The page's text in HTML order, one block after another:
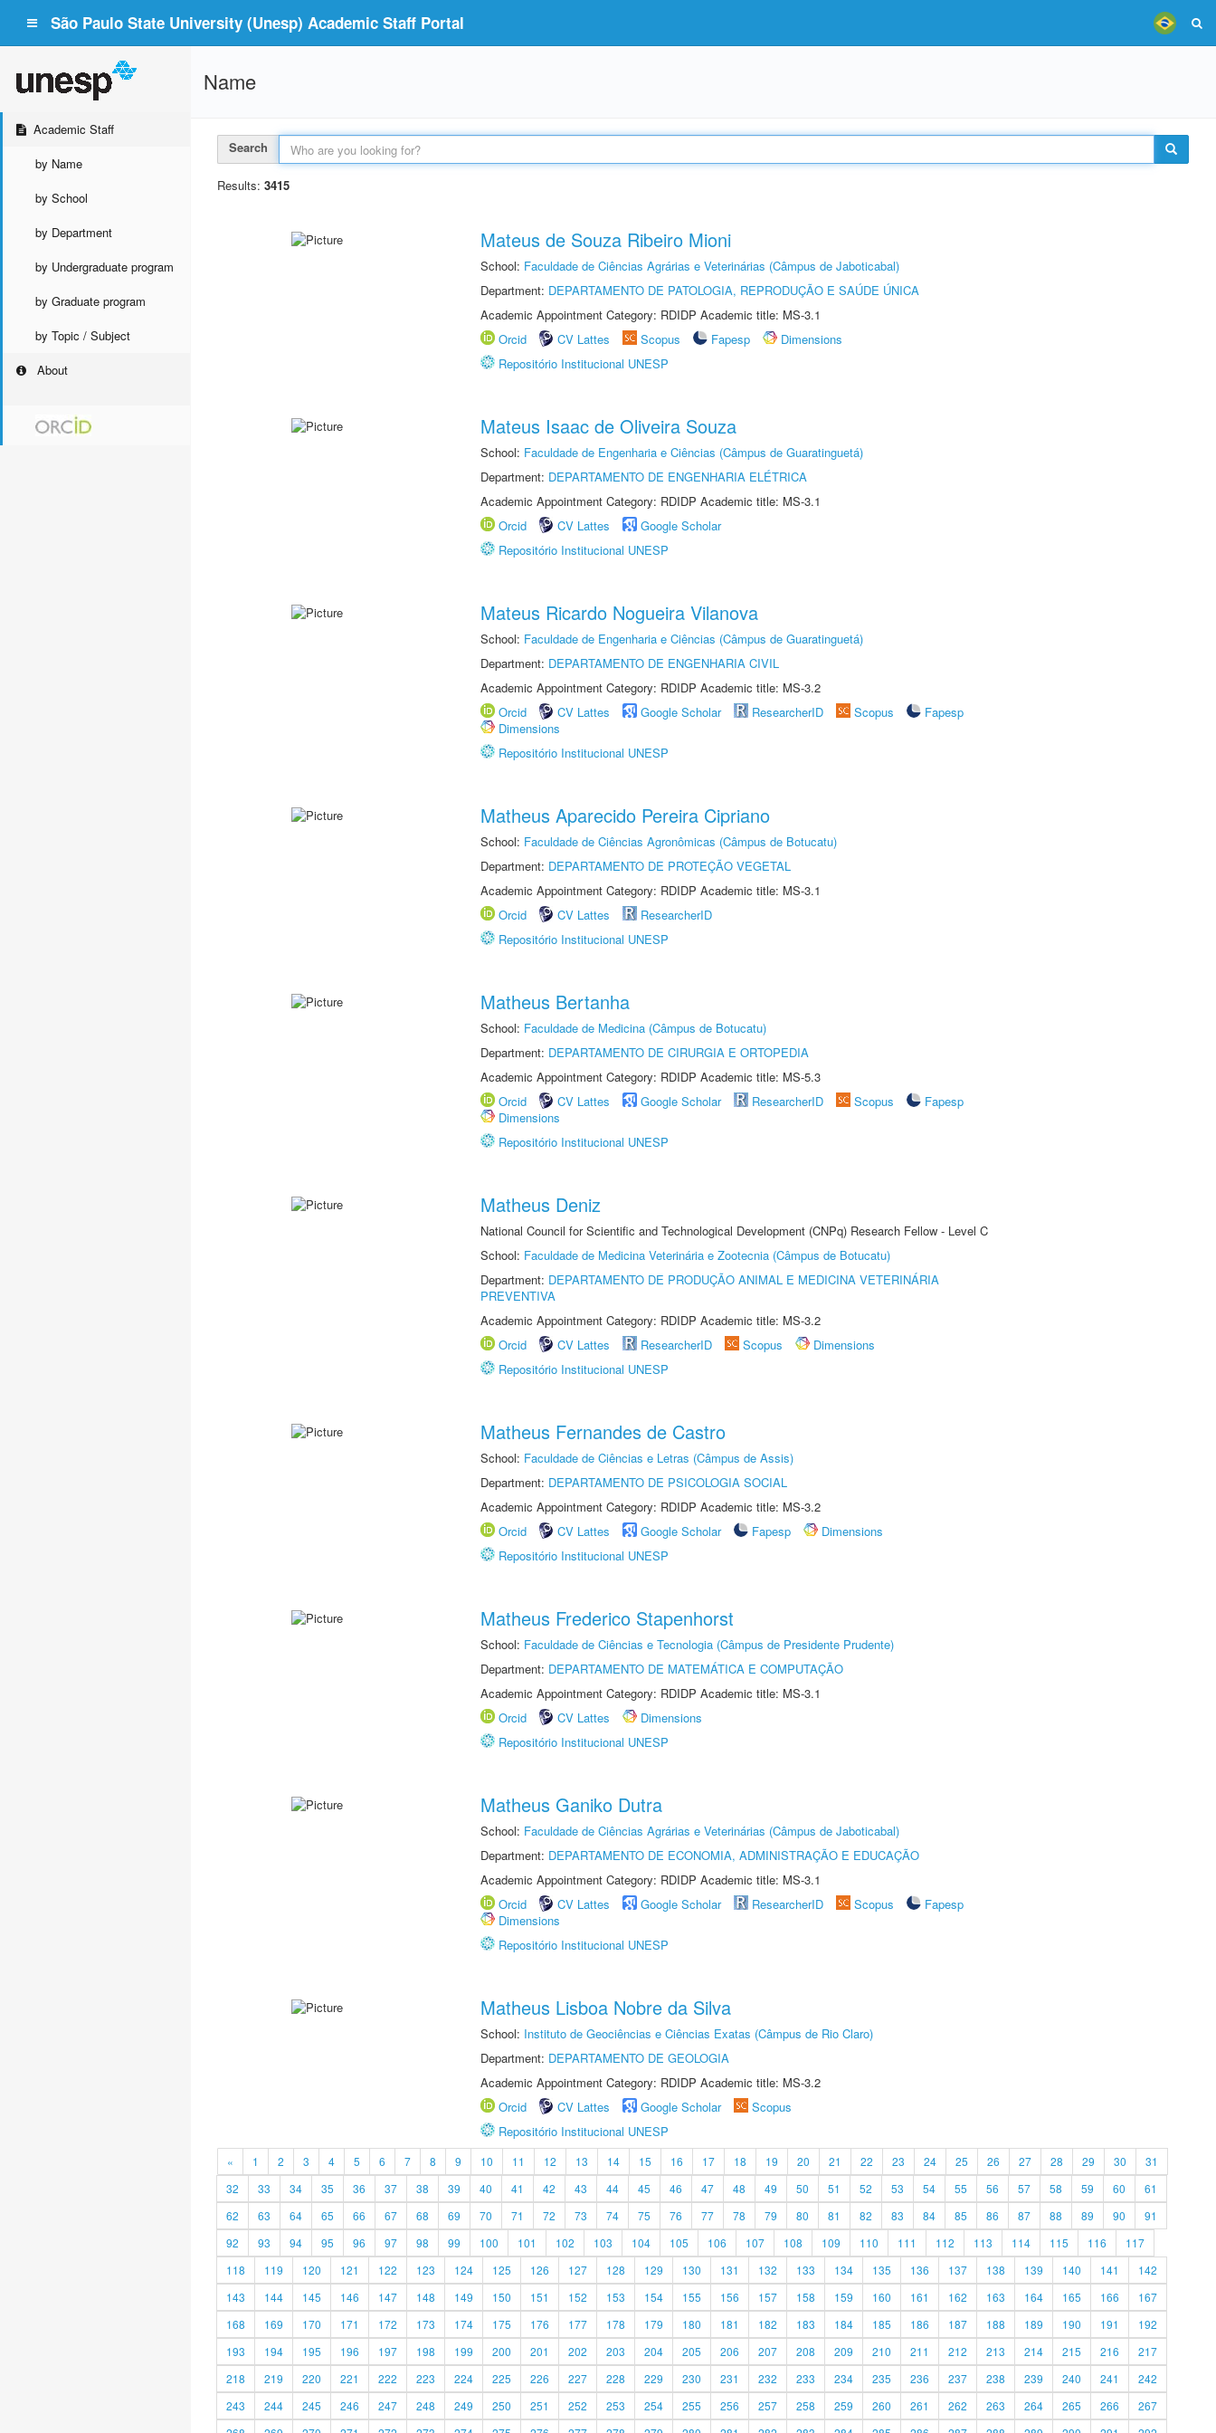
São Paulo State University (Unesp) Academic Staff Portal
Academic Staff
by Name
by School
by Department
by Undergraduate program
by Graduate program
by Topic / Subject
About
Name
Search
Results: 3415
Mateus de Souza Ribeiro Mioni
School: Faculdade de Ciências Agrárias e Veterinárias (Câmpus de Jaboticabal)
Department: DEPARTAMENTO DE PATOLOGIA, REPRODUÇÃO E SAÚDE ÚNICA
Academic Appointment Category: RDIDP Academic title: MS-3.1
Orcid
CV Lattes Scopus Fapesp
Dimensions
Repositório Institucional UNESP
Mateus Isaac de Oliveira Souza
School: Faculdade de Engenharia e Ciências (Câmpus de Guaratinguetá)
Department: DEPARTAMENTO DE ENGENHARIA ELÉTRICA
Academic Appointment Category: RDIDP Academic title: MS-3.1
Orcid
CV Lattes
Google Scholar
Repositório Institucional UNESP
Mateus Ricardo Nogueira Vilanova
School: Faculdade de Engenharia e Ciências (Câmpus de Guaratinguetá)
Department: DEPARTAMENTO DE ENGENHARIA CIVIL
Academic Appointment Category: RDIDP Academic title: MS-3.2
Orcid
CV Lattes Google Scholar ResearcherID Scopus
Fapesp
Dimensions
Repositório Institucional UNESP
Matheus Aparecido Pereira Cipriano
School: Faculdade de Ciências Agronômicas (Câmpus de Botucatu)
Department: DEPARTAMENTO DE PROTEÇÃO VEGETAL
Academic Appointment Category: RDIDP Academic title: MS-3.1
Orcid
CV Lattes
ResearcherID
Repositório Institucional UNESP
Matheus Bertanha
School: Faculdade de Medicina (Câmpus de Botucatu)
Department: DEPARTAMENTO DE CIRURGIA E ORTOPEDIA
Academic Appointment Category: RDIDP Academic title: MS-5.3
Orcid
CV Lattes Google Scholar ResearcherID Scopus
Fapesp
Dimensions
Repositório Institucional UNESP
Matheus Deniz
National Council for Scientific and Technological Development (CNPq) Research Fellow - Level C
School: Faculdade de Medicina Veterinária e Zootecnia (Câmpus de Botucatu)
Department: DEPARTAMENTO DE PRODUÇÃO ANIMAL E MEDICINA VETERINÁRIA
PREVENTIVA
Academic Appointment Category: RDIDP Academic title: MS-3.2
Orcid
CV Lattes ResearcherID Scopus
Dimensions
Repositório Institucional UNESP
Matheus Fernandes de Castro
School: Faculdade de Ciências e Letras (Câmpus de Assis)
Department: DEPARTAMENTO DE PSICOLOGIA SOCIAL
Academic Appointment Category: RDIDP Academic title: MS-3.2
Orcid
CV Lattes Google Scholar Fapesp
Dimensions
Repositório Institucional UNESP
Matheus Frederico Stapenhorst
School: Faculdade de Ciências e Tecnologia (Câmpus de Presidente Prudente)
Department: DEPARTAMENTO DE MATEMÁTICA E COMPUTAÇÃO
Academic Appointment Category: RDIDP Academic title: MS-3.1
Orcid
CV Lattes
Dimensions
Repositório Institucional UNESP
Matheus Ganiko Dutra
School: Faculdade de Ciências Agrárias e Veterinárias (Câmpus de Jaboticabal)
Department: DEPARTAMENTO DE ECONOMIA, ADMINISTRAÇÃO E EDUCAÇÃO
Academic Appointment Category: RDIDP Academic title: MS-3.1
Orcid
CV Lattes Google Scholar ResearcherID Scopus
Fapesp
Dimensions
Repositório Institucional UNESP
Matheus Lisboa Nobre da Silva
School: Instituto de Geociências e Ciências Exatas (Câmpus de Rio Claro)
Department: DEPARTAMENTO DE GEOLOGIA
Academic Appointment Category: RDIDP Academic title: MS-3.2
Orcid
CV Lattes Google Scholar
Scopus
Repositório Institucional UNESP
« 1 2 3 4 5 6 7 8 9 10 11 12 13 14 15 16 17 18 19 20 21 22 23 24 25 26 27 28 29 30
31
32
33 34 35 36 37 38 39 40 41 42 43 44 45 46 47 48 49 50 51 52 53 54 55 56 57 58 59 60
61
62
63 64 65 66 67 68 69 70 71 72 73 74 75 76 77 78 79 80 81 82 83 84 85 86 87 88 89 90
91
92
93 94 95 96 97 98 99 100 101 102 103 104 105 106 107 108 109 110 111 112 113 114 115 116
117
118
119 120 121 122 123 124 125 126 127 128 129 130 131 132 133 134 135 136 137 138 139 140 141
142
143
144 145 146 147 148 149 150 151 152 153 154 155 156 157 158 159 160 161 162 163 164 165 166
167
168
169 170 171 172 173 174 175 176 177 178 179 180 181 182 183 184 185 186 187 188 189 190 191
192
193
194 195 196 197 198 199 200 201 202 203 204 205 206 207 208 209 210 211 212 213 214 215 216
217
218
219 220 221 222 223 224 225 226 227 228 229 230 231 232 233 234 235 236 237 238 239 240 241
242
243
244 245 246 247 248 249 250 251 252 253 254 255 256 257 258 259 260 261 262 263 264 265 266
267